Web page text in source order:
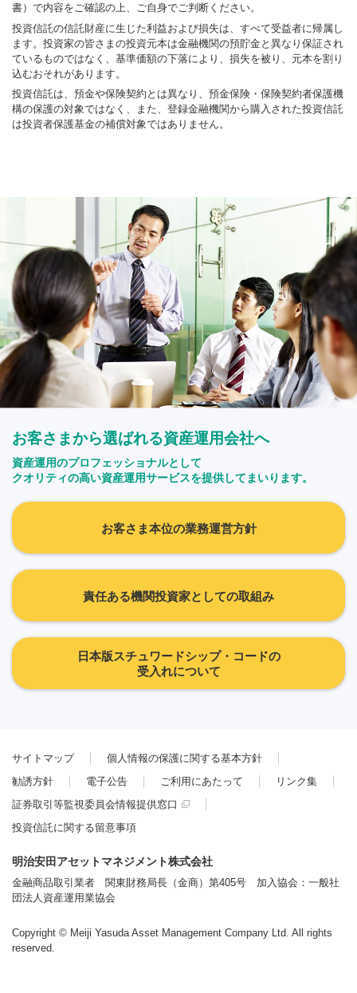
書）で内容をご確認の上、ご自身でご判断ください。
投資信託の信託財産に生じた利益および損失は、すべて受益者に帰属し
ます。投資家の皆さまの投資元本は金融機関の預貯金と異なり保証され
ているものではなく、基準価額の下落により、損失を被り、元本を割り
込むおそれがあります。
投資信託は、預金や保険契約とは異なり、預金保険・保険契約者保護機
構の保護の対象ではなく、また、登録金融機関から購入された投資信託
は投資者保護基金の補償対象ではありません。
お客さまから選ばれる資産運用会社へ
資産運用のプロフェッショナルとして
クオリティの高い資産運用サービスを提供してまいります。
お客さま本位の業務運営方針
責任ある機関投資家としての取組み
日本版スチュワードシップ・コードの
受入れについて
サイトマップ
個人情報の保護に関する基本方針
勧誘方針
電子公告 ご利用にあたって
リンク集
証券取引等監視委員会情報提供窓口
投資信託に関する留意事項
明治安田アセットマネジメント株式会社
金融商品取引業者 関東財務局長（金商）第405号 加入協会：一般社
団法人資産運用業協会
Copyright © Meiji Yasuda Asset Management Company Ltd. All rights
reserved.